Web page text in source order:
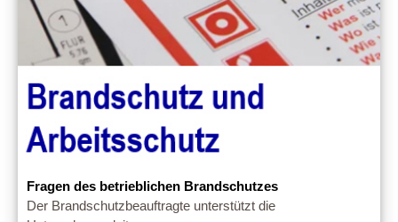
Fragen des betrieblichen Brandschutzes
Der Brandschutzbeauftragte unterstützt die